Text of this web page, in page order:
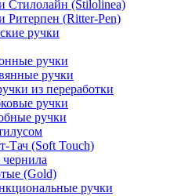
Стилолайн (Stilolinea)
Ритерпен (Ritter-Pen)
ручки
ручки
ручки
из переработки
ручки
ручки
Тач (Soft Touch)
(Gold)
ручки